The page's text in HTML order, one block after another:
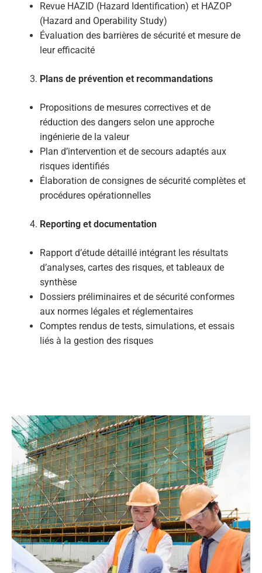
Revue HAZID (Hazard Identification) et HAZOP
(Hazard and Operability Study)
Évaluation des barrières de sécurité et mesure de
leur efficacité
Plans de prévention et recommandations
Propositions de mesures correctives et de
réduction des dangers selon une approche
ingénierie de la valeur
Plan d’intervention et de secours adaptés aux
risques identifiés
Élaboration de consignes de sécurité complètes et
procédures opérationnelles
Reporting et documentation
Rapport d’étude détaillé intégrant les résultats
d’analyses, cartes des risques, et tableaux de
synthèse
Dossiers préliminaires et de sécurité conformes
aux normes légales et réglementaires
Comptes rendus de tests, simulations, et essais
liés à la gestion des risques